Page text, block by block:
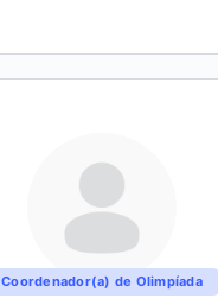
Coordenador(a) de Olimpíada